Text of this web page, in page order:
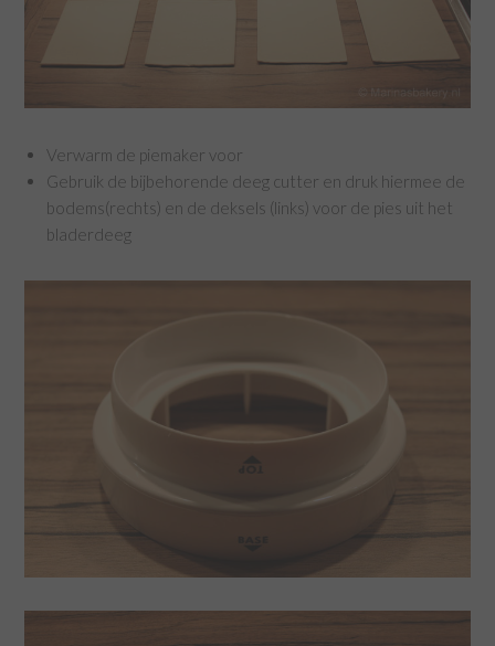
Verwarm de piemaker voor
Gebruik de bijbehorende deeg cutter en druk hiermee de
bodems(rechts) en de deksels (links) voor de pies uit het
bladerdeeg